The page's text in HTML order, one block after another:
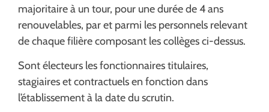
majoritaire à un tour, pour une durée de 4 ans
renouvelables, par et parmi les personnels relevant
de chaque filière composant les collèges ci-dessus.
Sont électeurs les fonctionnaires titulaires,
stagiaires et contractuels en fonction dans
l’établissement à la date du scrutin.